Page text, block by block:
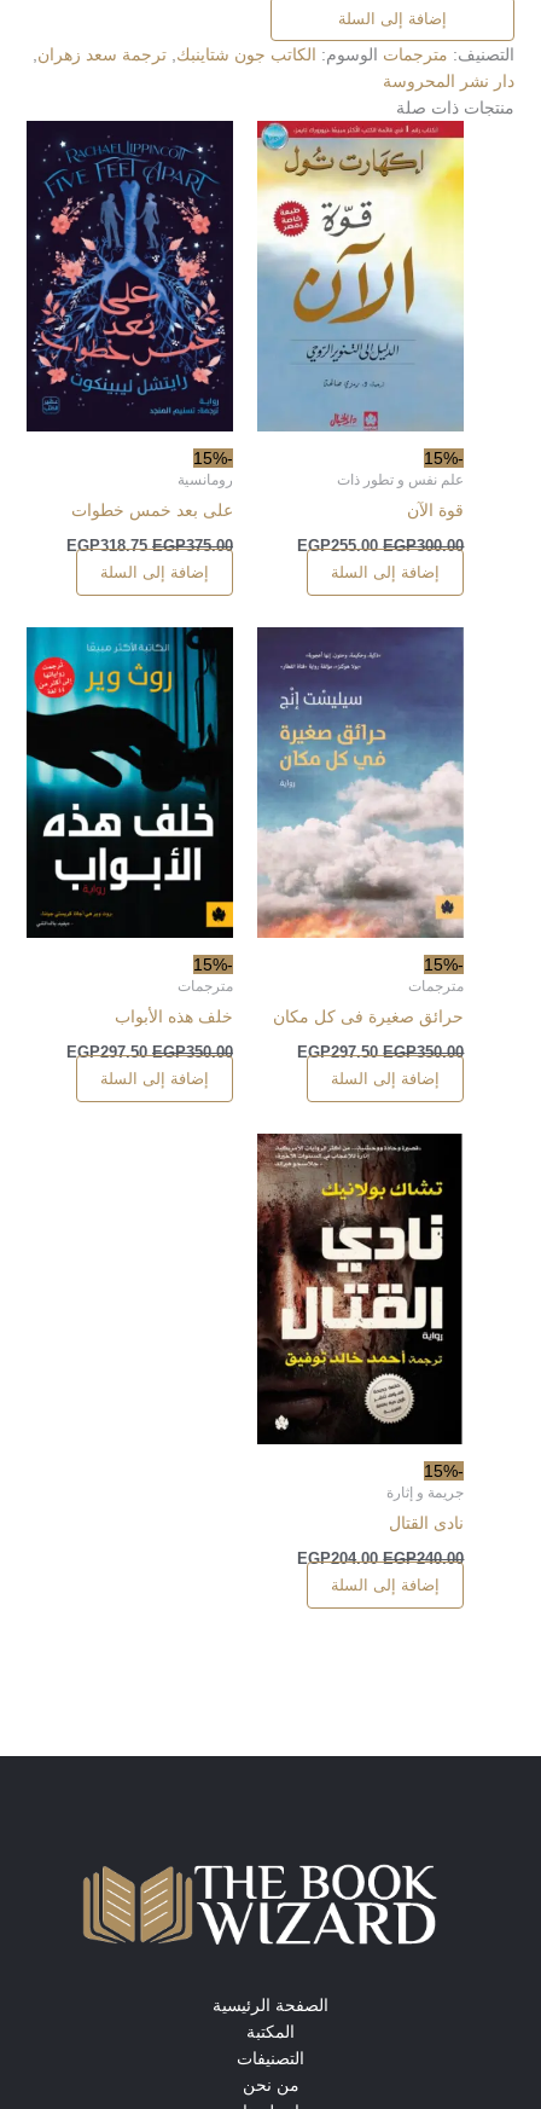
إضافة إلى السلة
التصنيف: مترجمات الوسوم: الكاتب جون شتاينبك ترجمة سعد زهران
دار نشر المحروسة
منتجات ذات صلة
-15%
علم نفس و تطور ذات
قوة الآن
EGP300.00
EGP255.00
إضافة إلى السلة
-15%
رومانسية
على بعد خمس خطوات
EGP375.00
EGP318.75
إضافة إلى السلة
-15%
مترجمات
حرائق صغيرة فى كل مكان
EGP350.00
EGP297.50
إضافة إلى السلة
-15%
مترجمات
خلف هذه الأبواب
EGP350.00
EGP297.50
إضافة إلى السلة
-15%
جريمة و إثارة
نادى القتال
EGP240.00
EGP204.00
إضافة إلى السلة
الصفحة الرئيسية
المكتبة
التصنيفات
من نحن